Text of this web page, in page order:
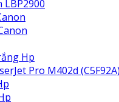
LBP2900
Hp
Pro M402d